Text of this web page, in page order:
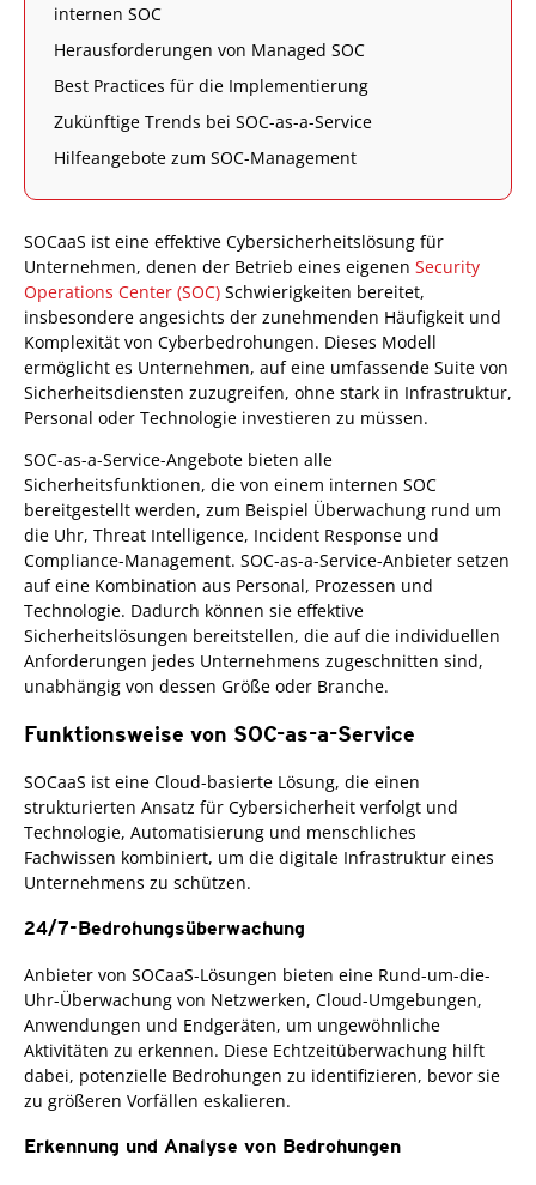
internen SOC
Herausforderungen von Managed SOC
Best Practices für die Implementierung
Zukünftige Trends bei SOC-as-a-Service
Hilfeangebote zum SOC-Management
SOCaaS ist eine effektive Cybersicherheitslösung für
Unternehmen, denen der Betrieb eines eigenen Security
Operations Center (SOC) Schwierigkeiten bereitet,
insbesondere angesichts der zunehmenden Häufigkeit und
Komplexität von Cyberbedrohungen. Dieses Modell
ermöglicht es Unternehmen, auf eine umfassende Suite von
Sicherheitsdiensten zuzugreifen, ohne stark in Infrastruktur,
Personal oder Technologie investieren zu müssen.
SOC-as-a-Service-Angebote bieten alle
Sicherheitsfunktionen, die von einem internen SOC
bereitgestellt werden, zum Beispiel Überwachung rund um
die Uhr, Threat Intelligence, Incident Response und
Compliance-Management. SOC-as-a-Service-Anbieter setzen
auf eine Kombination aus Personal, Prozessen und
Technologie. Dadurch können sie effektive
Sicherheitslösungen bereitstellen, die auf die individuellen
Anforderungen jedes Unternehmens zugeschnitten sind,
unabhängig von dessen Größe oder Branche.
Funktionsweise von SOC-as-a-Service
SOCaaS ist eine Cloud-basierte Lösung, die einen
strukturierten Ansatz für Cybersicherheit verfolgt und
Technologie, Automatisierung und menschliches
Fachwissen kombiniert, um die digitale Infrastruktur eines
Unternehmens zu schützen.
24/7-Bedrohungsüberwachung
Anbieter von SOCaaS-Lösungen bieten eine Rund-um-die-
Uhr-Überwachung von Netzwerken, Cloud-Umgebungen,
Anwendungen und Endgeräten, um ungewöhnliche
Aktivitäten zu erkennen. Diese Echtzeitüberwachung hilft
dabei, potenzielle Bedrohungen zu identifizieren, bevor sie
zu größeren Vorfällen eskalieren.
Erkennung und Analyse von Bedrohungen